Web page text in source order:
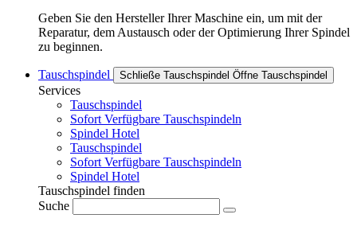
Geben Sie den Hersteller Ihrer Maschine ein, um mit der
Reparatur, dem Austausch oder der Optimierung Ihrer Spindel
zu beginnen.
Tauschspindel Schließe Tauschspindel Öffne Tauschspindel
Services
Tauschspindel
Sofort Verfügbare Tauschspindeln
Spindel Hotel
Tauschspindel
Sofort Verfügbare Tauschspindeln
Spindel Hotel
Tauschspindel finden
Suche